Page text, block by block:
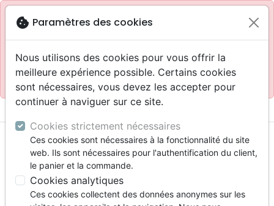
blockSite réservé aux professionnels
Accès pour les professionnels : Se connecter
Site pour le grand public : La Maison de la Bible
menu
cookie Paramètres des cookies
Nous utilisons des cookies pour vous offrir la
meilleure expérience possible. Certains cookies
sont nécessaires, vous devez les accepter pour
continuer à naviguer sur ce site.
Cookies strictement nécessaires
Ces cookies sont nécessaires à la fonctionnalité du site
web. Ils sont nécessaires pour l'authentification du client,
le panier et la commande.
Cookies analytiques
Ces cookies collectent des données anonymes sur les